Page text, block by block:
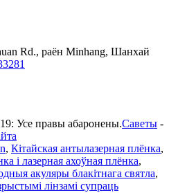
Rd., раён Minhang, Шанхай
Усе правы абаронены.Саветы -
, Кітайская антылазерная плёнка,
і лазерная ахоўная плёнка,
акуляры блакітнага святла,
лінзамі супраць